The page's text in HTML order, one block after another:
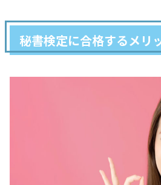
秘書検定に合格するメリ